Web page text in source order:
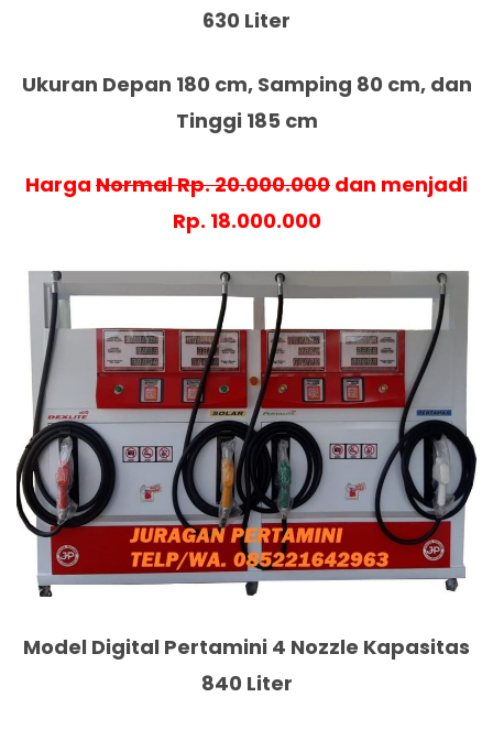
630 Liter
Ukuran Depan 180 cm, Samping 80 cm, dan
Tinggi 185 cm
Harga Normal Rp. 20.000.000 dan menjadi
Rp. 18.000.000
Model Digital Pertamini 4 Nozzle Kapasitas
840 Liter